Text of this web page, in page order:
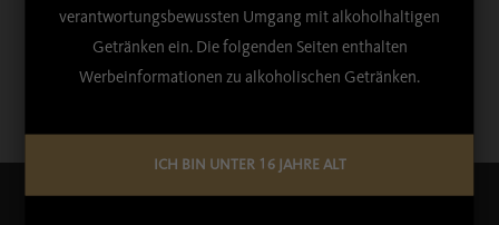
verantwortungsbewussten Umgang mit alkoholhaltigen
Getränken ein. Die folgenden Seiten enthalten
Werbeinformationen zu alkoholischen Getränken.
ICH BIN UNTER 16 JAHRE ALT
WIDERSPRUCH ABSENDEN